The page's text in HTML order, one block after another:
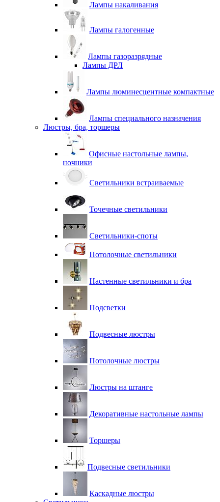
Лампы накаливания
Лампы галогенные
Лампы газоразрядные
Лампы ДРЛ
Лампы люминесцентные компактные
Лампы специального назначения
Люстры, бра, торшеры
Офисные настольные лампы,
ночники
Светильники встраиваемые
Точечные светильники
Светильники-споты
Потолочные светильники
Настенные светильники и бра
Подсветки
Подвесные люстры
Потолочные люстры
Люстры на штанге
Декоративные настольные лампы
Торшеры
Подвесные светильники
Каскадные люстры